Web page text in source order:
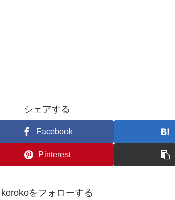
シェアする
Facebook
Pinterest
kerokoをフォローする